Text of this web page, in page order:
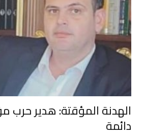
الهدنة المؤقتة: هدير حرب
دائمة